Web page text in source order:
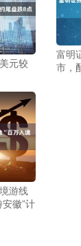
元较
富明
市，
游线
徽”计